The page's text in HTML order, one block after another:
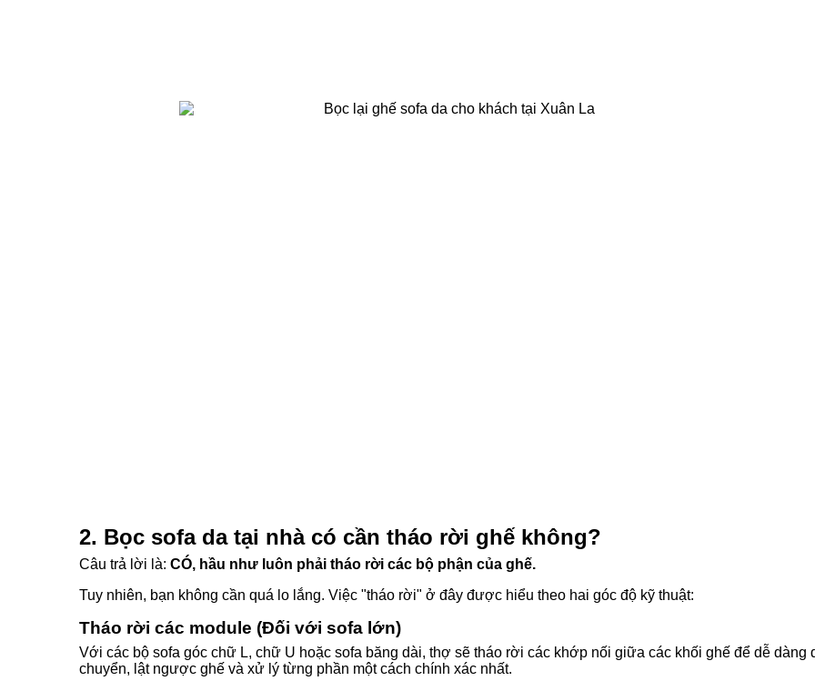
2. Bọc sofa da tại nhà có cần tháo rời ghế không?
Câu trả lời là: CÓ, hầu như luôn phải tháo rời các bộ phận của ghế.
Tuy nhiên, bạn không cần quá lo lắng. Việc "tháo rời" ở đây được hiểu theo hai góc độ kỹ thuật:
Tháo rời các module (Đối với sofa lớn)
Với các bộ sofa góc chữ L, chữ U hoặc sofa băng dài, thợ sẽ tháo rời các khớp nối giữa các khối ghế để dễ dàng
chuyển, lật ngược ghế và xử lý từng phần một cách chính xác nhất.